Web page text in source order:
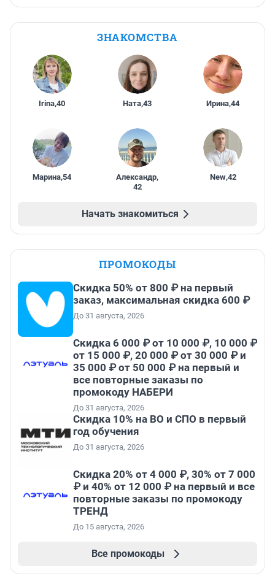
ЗНАКОМСТВА
Irina,40 Ната,43 Ирина,44
Марина,54 Александр,
42
New,42
Начать знакомиться
ПРОМОКОДЫ
Скидка 50% от 800 ₽ на первый
заказ, максимальная скидка 600 ₽
До 31 августа, 2026
Скидка 6 000 ₽ от 10 000 ₽, 10 000 ₽
от 15 000 ₽, 20 000 ₽ от 30 000 ₽ и
35 000 ₽ от 50 000 ₽ на первый и
все повторные заказы по
промокоду НАБЕРИ
До 31 августа, 2026
Скидка 10% на ВО и СПО в первый
год обучения
До 31 августа, 2026
Скидка 20% от 4 000 ₽, 30% от 7 000
₽ и 40% от 12 000 ₽ на первый и все
повторные заказы по промокоду
ТРЕНД
До 15 августа, 2026
Все промокоды